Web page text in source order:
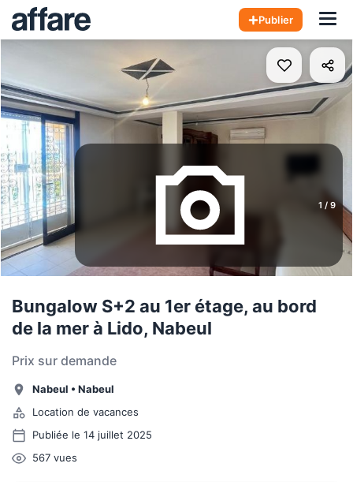
Publier
1 / 9
Bungalow S+2 au 1er étage, au bord
de la mer à Lido, Nabeul
Prix sur demande
Nabeul • Nabeul
Location de vacances
Publiée le 14 juillet 2025
567 vues